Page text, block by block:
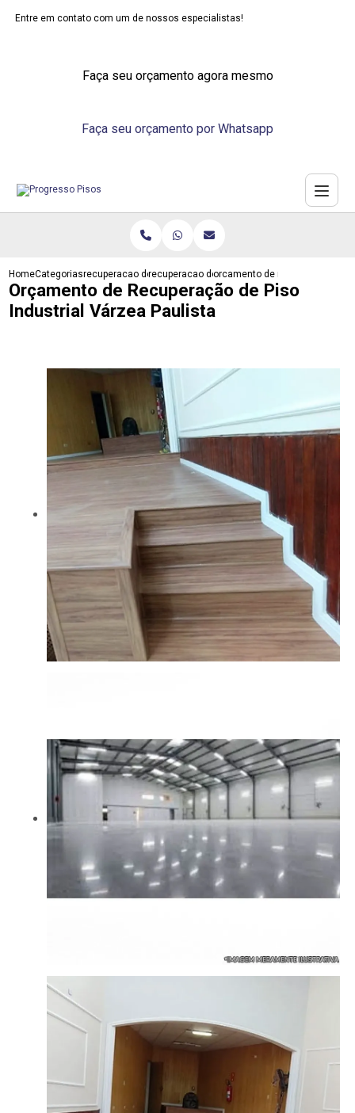
Entre em contato com um de nossos especialistas!
Faça seu orçamento agora mesmo
Faça seu orçamento por Whatsapp
HomeCategoriasrecuperacao de pisosrecuperacao de piso emborrachado
orcamento de recuperacao de
Orçamento de Recuperação de Piso
Industrial Várzea Paulista